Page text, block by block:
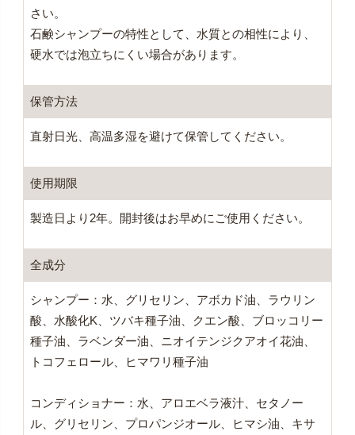
さい。
石鹸シャンプーの特性として、水質との相性により、
硬水では泡立ちにくい場合があります。
保管方法
直射日光、高温多湿を避けて保管してください。
使用期限
製造日より2年。開封後はお早めにご使用ください。
全成分
シャンプー：水、グリセリン、アボカド油、ラウリン
酸、水酸化K、ツバキ種子油、クエン酸、ブロッコリー
種子油、ラベンダー油、ニオイテンジクアオイ花油、
トコフェロール、ヒマワリ種子油
コンディショナー：水、アロエベラ液汁、セタノー
ル、グリセリン、プロパンジオール、ヒマシ油、キサ